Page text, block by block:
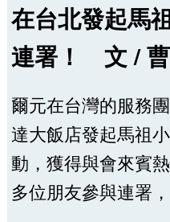
在台北發起馬
連署！ 文 /
爾元在台灣的服務
達大飯店發起馬祖
動，獲得與會來賓
多位朋友參與連署